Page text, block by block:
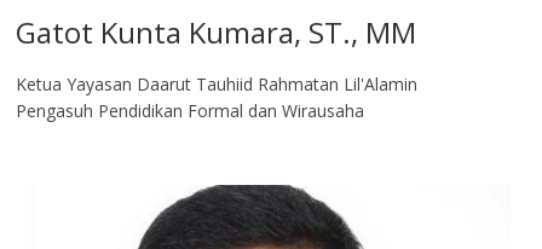
Gatot Kunta Kumara, ST., MM
Ketua Yayasan Daarut Tauhiid Rahmatan Lil'Alamin
Pengasuh Pendidikan Formal dan Wirausaha